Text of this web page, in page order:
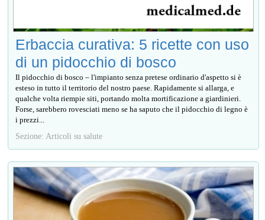
Erbaccia curativa: 5 ricette con uso
di un pidocchio di bosco
Il pidocchio di bosco – l'impianto senza pretese ordinario d'aspetto si è
esteso in tutto il territorio del nostro paese. Rapidamente si allarga, e
qualche volta riempie siti, portando molta mortificazione a giardinieri.
Forse, sarebbero rovesciati meno se ha saputo che il pidocchio di legno è
i prezzi...
Sezione: Articoli su salute